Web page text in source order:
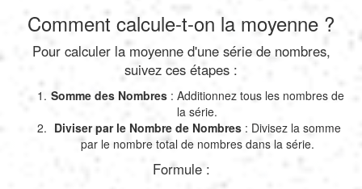
Comment calcule-t-on la moyenne ?
Pour calculer la moyenne d'une série de nombres,
suivez ces étapes :
Somme des Nombres: Additionnez tous les nombres de
la série.
Diviser par le Nombre de Nombres: Divisez la somme
par le nombre total de nombres dans la série.
Formule :